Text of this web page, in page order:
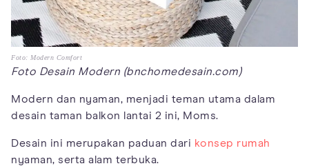
Foto: Modern Comfort
Foto Desain Modern (bnchomedesain.com)
Modern dan nyaman, menjadi teman utama dalam
desain taman balkon lantai 2 ini, Moms.
Desain ini merupakan paduan dari konsep rumah
nyaman, serta alam terbuka.